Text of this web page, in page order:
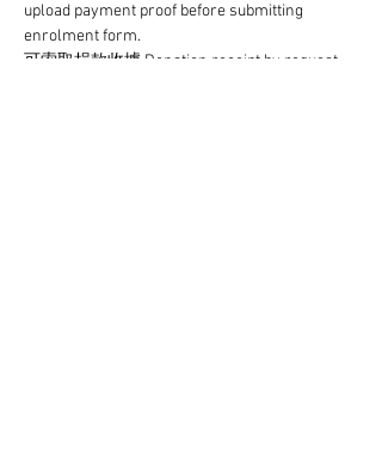
upload payment proof before submitting
enrolment form.
可索取捐款收據 Donation receipt by request.